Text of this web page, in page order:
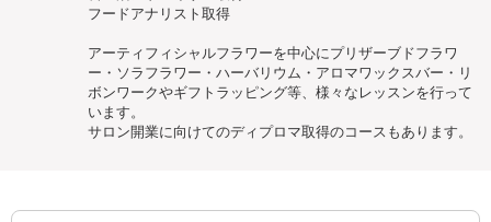
フードアナリスト取得
アーティフィシャルフラワーを中心にプリザーブドフラワ
ー・ソラフラワー・ハーバリウム・アロマワックスバー・リ
ボンワークやギフトラッピング等、様々なレッスンを行って
います。
サロン開業に向けてのディプロマ取得のコースもあります。